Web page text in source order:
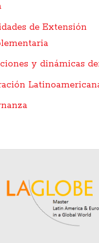
de Extensión
y dinámicas